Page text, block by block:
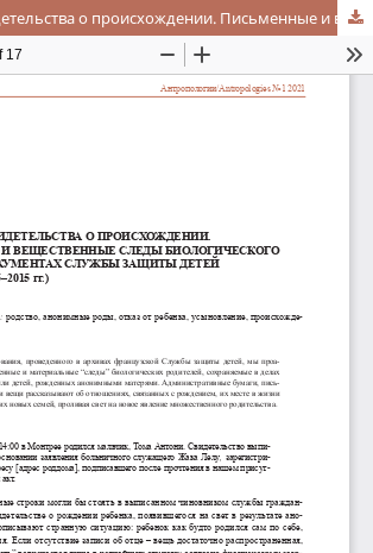
Архивные свидетельства о происхождении. Письменные и вещественные следы биологического родства в документах Службы защиты детей (Франция, 1995-2015 гг.)